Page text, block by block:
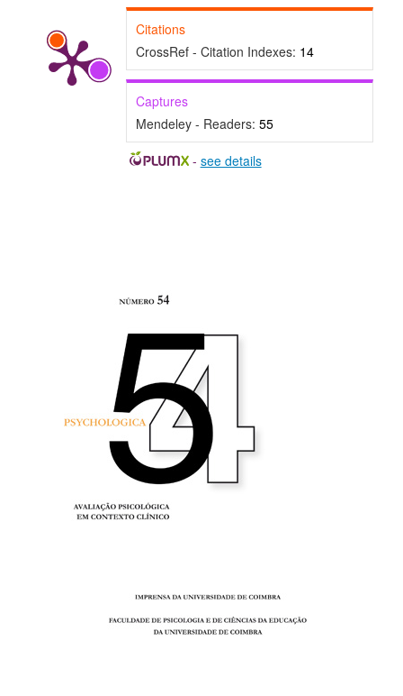
Citations
CrossRef - Citation Indexes: 14
Captures
Mendeley - Readers: 55
- see details